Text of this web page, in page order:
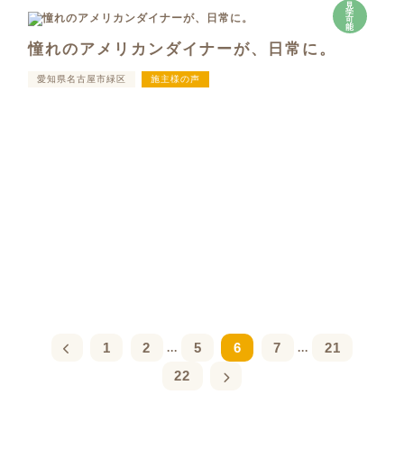
見
学
可
能
憧れのアメリカンダイナーが、日常に。
愛知県名古屋市緑区 施主様の声
1 2 ... 5 6 7 ...
21
22